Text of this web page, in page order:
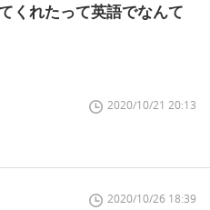
くれたって英語でなんて
2020/10/21 20:13
2020/10/26 18:39